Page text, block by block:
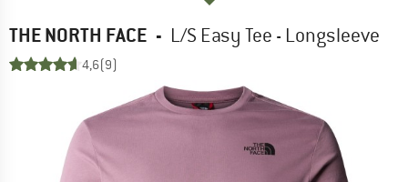
THE NORTH FACE - L/S Easy Tee - Longsleeve
4,6(9)